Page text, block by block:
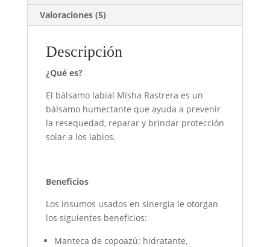
Valoraciones (5)
Descripción
¿Qué es?
El bálsamo labial Misha Rastrera es un
bálsamo humectante que ayuda a prevenir
la resequedad, reparar y brindar protección
solar a los labios.
Beneficios
Los insumos usados en sinergia le otorgan
los siguientes beneficios:
Manteca de copoazú: hidratante,